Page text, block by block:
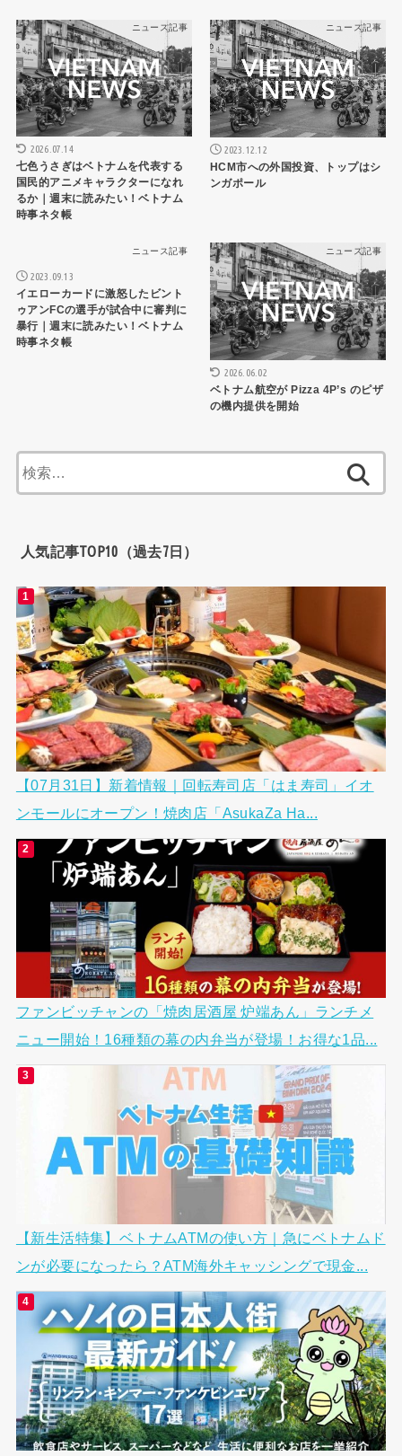
ニュース記事
2026.07.14
七色うさぎはベトナムを代表する
国民的アニメキャラクターになれ
るか｜週末に読みたい！ベトナム
時事ネタ帳
ニュース記事
2023.12.12
HCM市への外国投資、トップはシ
ンガポール
ニュース記事
2023.09.13
イエローカードに激怒したビント
ゥアンFCの選手が試合中に審判に
暴行｜週末に読みたい！ベトナム
時事ネタ帳
ニュース記事
2026.06.02
ベトナム航空が Pizza 4P’s のピザ
の機内提供を開始
索:
人気記事TOP10（過去7日）
【07月31日】新着情報｜回転寿司店「はま寿司」イオ
ンモールにオープン！焼肉店「AsukaZa Ha...
ファンビッチャンの「焼肉居酒屋 炉端あん」ランチメ
ニュー開始！16種類の幕の内弁当が登場！お得な1品...
【新生活特集】ベトナムATMの使い方｜急にベトナムド
ンが必要になったら？ATM海外キャッシングで現金...